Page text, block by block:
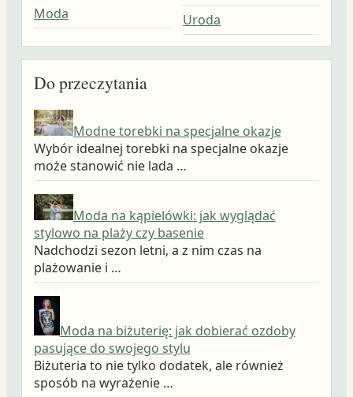
Moda
Uroda
Do przeczytania
Modne torebki na specjalne okazje
Wybór idealnej torebki na specjalne okazje
może stanowić nie lada …
Moda na kąpielówki: jak wyglądać
stylowo na plaży czy basenie
Nadchodzi sezon letni, a z nim czas na
plażowanie i …
Moda na biżuterię: jak dobierać ozdoby
pasujące do swojego stylu
Biżuteria to nie tylko dodatek, ale również
sposób na wyrażenie …